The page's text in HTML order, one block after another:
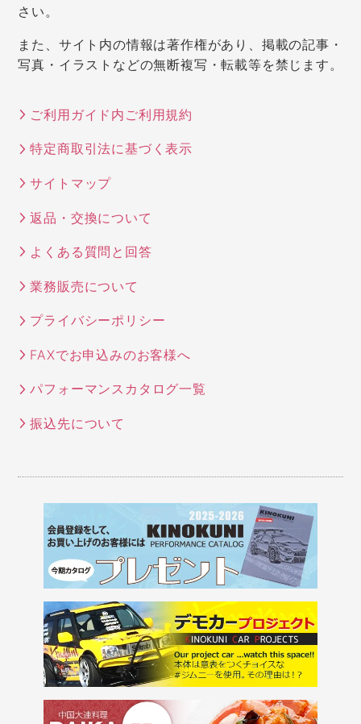
さい。
また、サイト内の情報は著作権があり、掲載の記事・
写真・イラストなどの無断複写・転載等を禁じます。
ご利用ガイド内ご利用規約
特定商取引法に基づく表示
サイトマップ
返品・交換について
よくある質問と回答
業務販売について
プライバシーポリシー
FAXでお申込みのお客様へ
パフォーマンスカタログ一覧
振込先について